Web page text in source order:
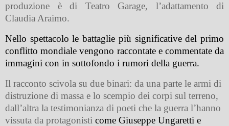
produzione è di Teatro Garage, l’adattamento di
Claudia Araimo.
Nello spettacolo le battaglie più significative del primo
conflitto mondiale vengono raccontate e commentate da
immagini con in sottofondo i rumori della guerra.
Il racconto scivola su due binari: da una parte le armi di
distruzione di massa e lo scempio dei corpi sul terreno,
dall’altra la testimonianza di poeti che la guerra l’hanno
vissuta da protagonisti come Giuseppe Ungaretti e